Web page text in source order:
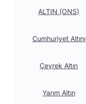
ALTIN (ONS)
Cumhuriyet Altını
Çeyrek Altın
Yarım Altın